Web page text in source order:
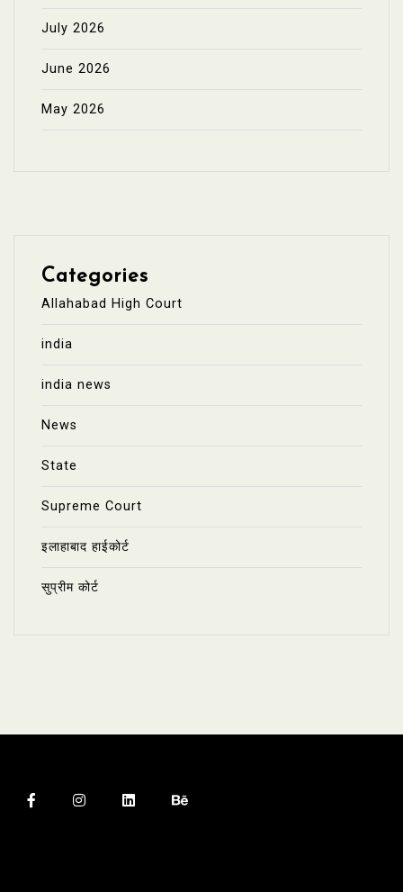
July 2026
June 2026
May 2026
Categories
Allahabad High Court
india
india news
News
State
Supreme Court
इलाहाबाद हाईकोर्ट
सुप्रीम कोर्ट